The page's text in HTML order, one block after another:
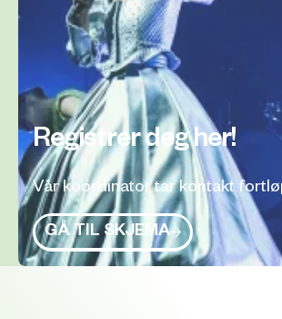
Registrer deg her!
Vår koordinator tar kontakt
Gå til skjema
GÅ TIL SKJEMA